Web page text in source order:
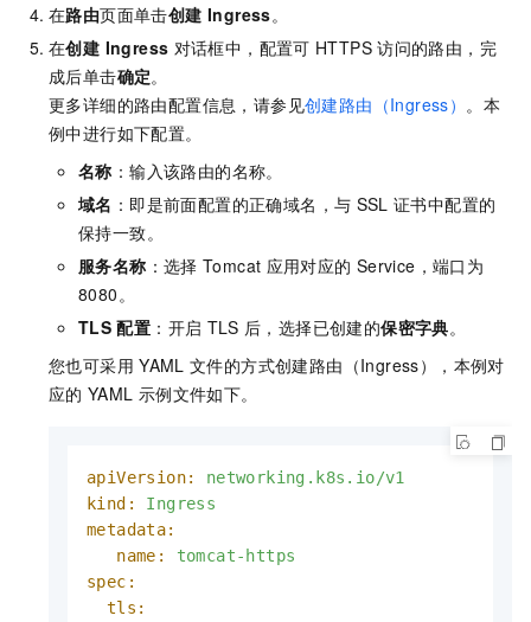
在路由页面单击创建 Ingress。
在创建 Ingress 对话框中，配置可 HTTPS 访问的路由，完
成后单击确定。
更多详细的路由配置信息，请参见创建路由（Ingress） 。本
例中进行如下配置。
名称 ：输入该路由的名称。
域名 ：即是前面配置的正确域名，与 SSL 证书中配置的
保持一致。
服务名称 ：选择 Tomcat 应用对应的 Service，端口为
8080。
TLS 配置 ：开启 TLS 后，选择已创建的保密字典。
您也可采用 YAML 文件的方式创建路由（Ingress），本例对
应的 YAML 示例文件如下。
apiVersion:
networking.k8s.io/v1
kind:
Ingress
metadata:
name:
tomcat-https
spec:
tls: